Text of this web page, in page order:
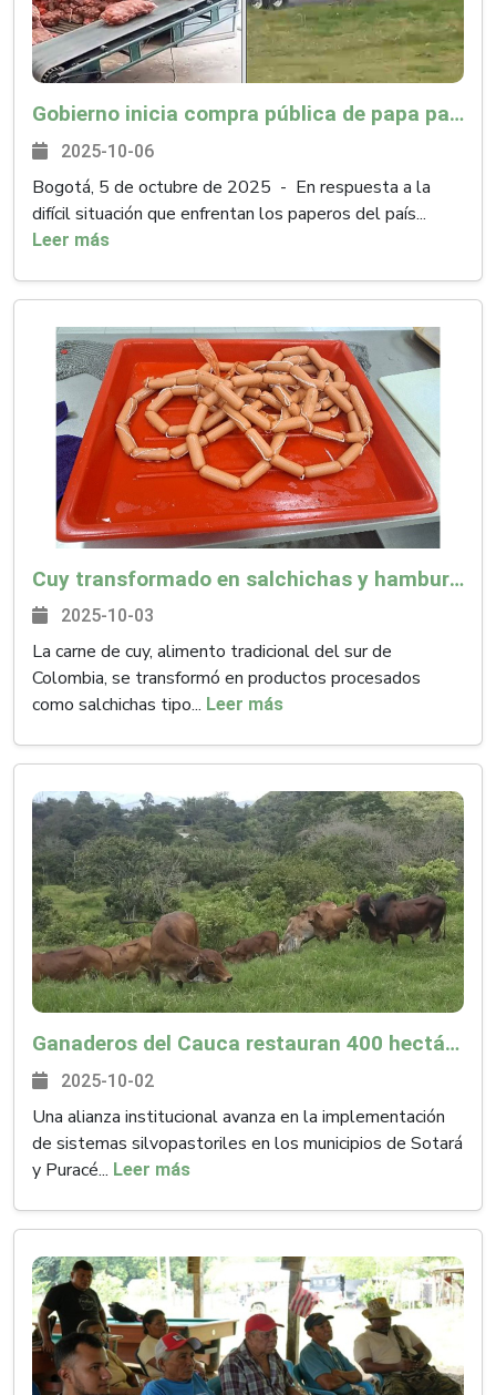
Gobierno inicia compra pública de papa para apoyar a productores y fortalecer la seguridad alimentaria
2025-10-06
Bogotá, 5 de octubre de 2025 - En respuesta a la
difícil situación que enfrentan los paperos del país...
Leer más
Cuy transformado en salchichas y hamburguesas fortalecería economía en Nariño
2025-10-03
La carne de cuy, alimento tradicional del sur de
Colombia, se transformó en productos procesados
como salchichas tipo... Leer más
Ganaderos del Cauca restauran 400 hectáreas a la naturaleza con silvopastoreo
2025-10-02
Una alianza institucional avanza en la implementación
de sistemas silvopastoriles en los municipios de Sotará
y Puracé... Leer más